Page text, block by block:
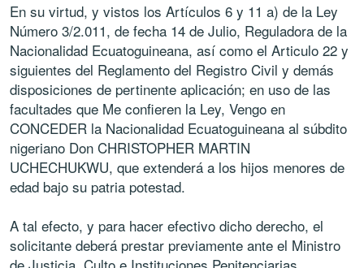
En su virtud, y vistos los Artículos 6 y 11 a) de la Ley
Número 3/2.011, de fecha 14 de Julio, Reguladora de la
Nacionalidad Ecuatoguineana, así como el Articulo 22 y
siguientes del Reglamento del Registro Civil y demás
disposiciones de pertinente aplicación; en uso de las
facultades que Me confieren la Ley, Vengo en
CONCEDER la Nacionalidad Ecuatoguineana al súbdito
nigeriano Don CHRISTOPHER MARTIN
UCHECHUKWU, que extenderá a los hijos menores de
edad bajo su patria potestad.
A tal efecto, y para hacer efectivo dicho derecho, el
solicitante deberá prestar previamente ante el Ministro